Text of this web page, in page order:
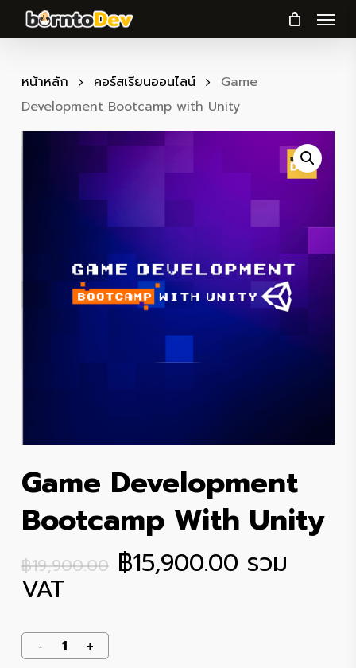
to
content
Menu
หน้าหลัก คอร์สเรียนออนไลน์
Game
Development Bootcamp with Unity
Game Development
Bootcamp With Unity
฿19,900.00 Original
price
฿15,900.00Current
รวม
VAT